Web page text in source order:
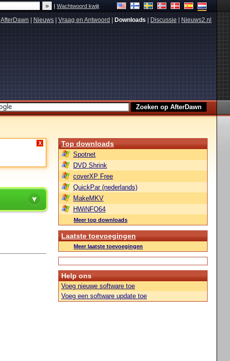
|Wachtwoord kwijt
AfterDawn Nieuws Vraag en Antwoord Downloads Discussie Nieuws2.nl
X Top downloads
Spotnet
DVD Shrink
coverXP Free
QuickPar (nederlands)
MakeMKV
HWiNFO64
Meer top downloads
Laatste toevoegingen
Meer laatste toevoegingen
Help ons
Voeg nieuwe software toe
Voeg een software update toe